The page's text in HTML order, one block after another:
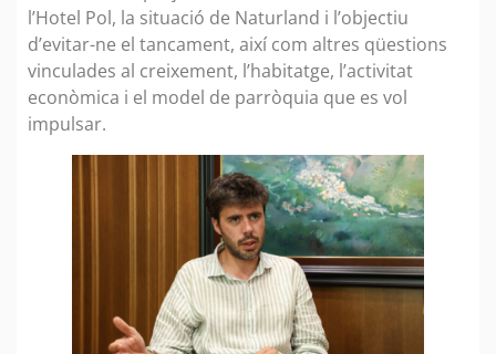
l’Hotel Pol, la situació de Naturland i l’objectiu
d’evitar-ne el tancament, així com altres qüestions
vinculades al creixement, l’habitatge, l’activitat
econòmica i el model de parròquia que es vol
impulsar.